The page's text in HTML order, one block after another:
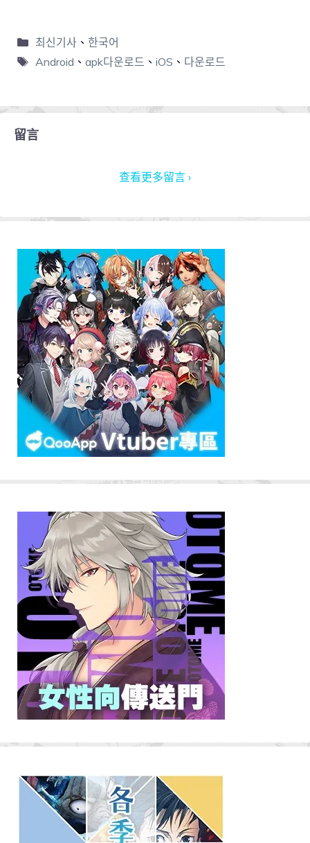
최신기사、 한국어
Android 、 apk다운로드 、 iOS 、 다운로드
留言
查看更多留言 ›